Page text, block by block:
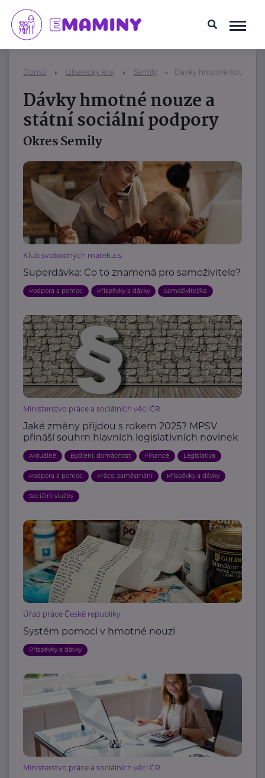
Domů Liberecký kraj Semily Dávky hmotné nouze a
Dávky hmotné nouze a
státní sociální podpory
Okres Semily
Klub svobodných matek z.s.
Superdávka: Co to znamená pro samoživitele?
Podpora a pomoc Příspěvky a dávky Samoživitel/ka
Ministerstvo práce a sociálních věcí ČR
Jaké změny přijdou s rokem 2025? MPSV
přináší souhrn hlavních legislativních novinek
Aktuálně Bydlení, domácnost Finance Legislativa
Podpora a pomoc Práce, zaměstnání Příspěvky a dávky
Sociální služby
Úřad práce České republiky
Systém pomoci v hmotné nouzi
Příspěvky a dávky
Ministerstvo práce a sociálních věcí ČR